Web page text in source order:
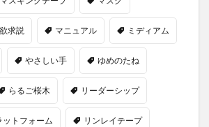
求説 マニュアル ミディアム
やさしい手 ゆめのたね
らるご桜木 リーダーシップ
ットフォーム リンレイテープ